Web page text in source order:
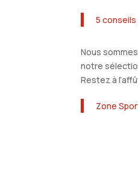
5
Nous
notre
Restez à
Zone